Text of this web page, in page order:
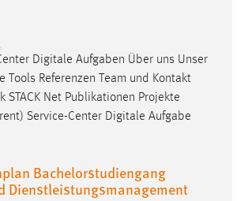
Digitale Aufgaben Über uns Unser
Tools Referenzen Team und Kontakt
STACK Net Publikationen Projekte
Service-Center Digitale Aufgabe
Bachelorstudiengang
Dienstleistungsmanagement